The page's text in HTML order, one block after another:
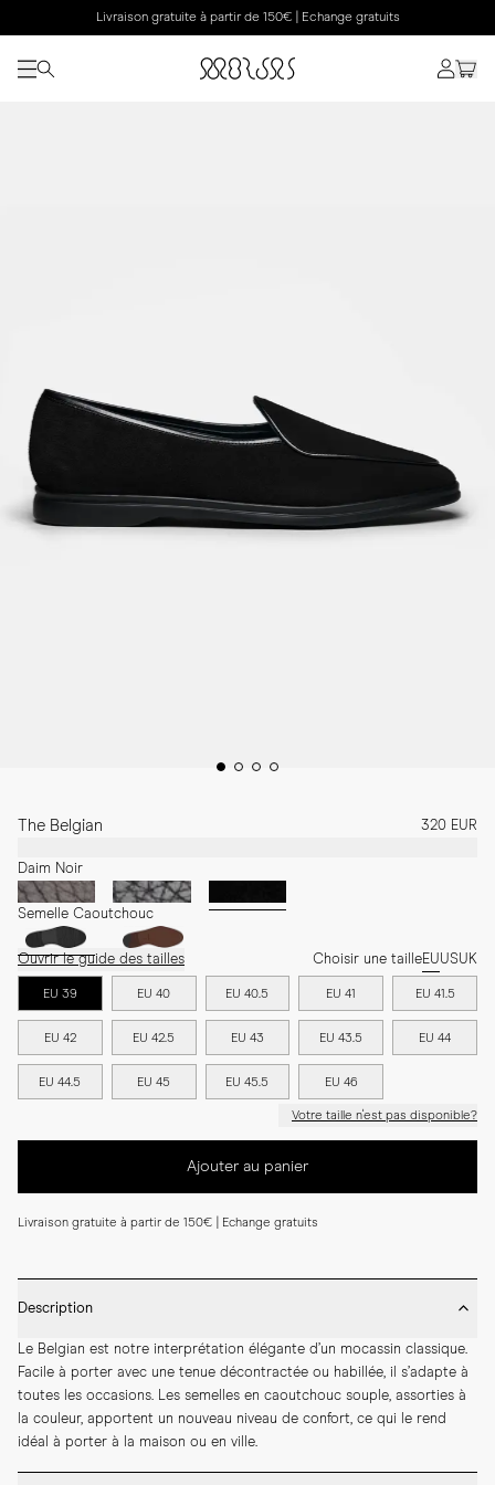
Livraison gratuite à partir de 150€ | Echange gratuits
The Belgian 320 EUR
Daim Noir
Semelle Caoutchouc
Ouvrir le guide des tailles Choisir une tailleEUUSUK
EU 39 EU 40 EU 40.5 EU 41 EU 41.5
EU 42 EU 42.5 EU 43 EU 43.5 EU 44
EU 44.5 EU 45 EU 45.5 EU 46
Votre taille n'est pas disponible?
Ajouter au panier
Livraison gratuite à partir de 150€ | Echange gratuits
Description
Le Belgian est notre interprétation élégante d’un mocassin classique.
Facile à porter avec une tenue décontractée ou habillée, il s’adapte à
toutes les occasions. Les semelles en caoutchouc souple, assorties à
la couleur, apportent un nouveau niveau de confort, ce qui le rend
idéal à porter à la maison ou en ville.